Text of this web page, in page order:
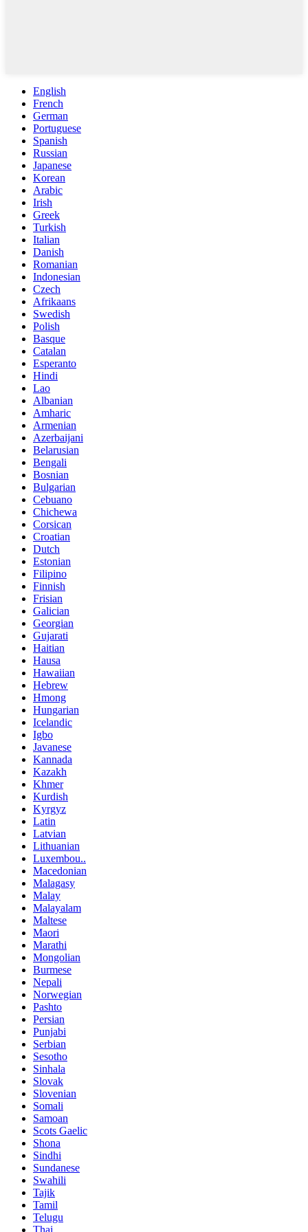
English
French
German
Portuguese
Spanish
Russian
Japanese
Korean
Arabic
Irish
Greek
Turkish
Italian
Danish
Romanian
Indonesian
Czech
Afrikaans
Swedish
Polish
Basque
Catalan
Esperanto
Hindi
Lao
Albanian
Amharic
Armenian
Azerbaijani
Belarusian
Bengali
Bosnian
Bulgarian
Cebuano
Chichewa
Corsican
Croatian
Dutch
Estonian
Filipino
Finnish
Frisian
Galician
Georgian
Gujarati
Haitian
Hausa
Hawaiian
Hebrew
Hmong
Hungarian
Icelandic
Igbo
Javanese
Kannada
Kazakh
Khmer
Kurdish
Kyrgyz
Latin
Latvian
Lithuanian
Luxembou..
Macedonian
Malagasy
Malay
Malayalam
Maltese
Maori
Marathi
Mongolian
Burmese
Nepali
Norwegian
Pashto
Persian
Punjabi
Serbian
Sesotho
Sinhala
Slovak
Slovenian
Somali
Samoan
Scots Gaelic
Shona
Sindhi
Sundanese
Swahili
Tajik
Tamil
Telugu